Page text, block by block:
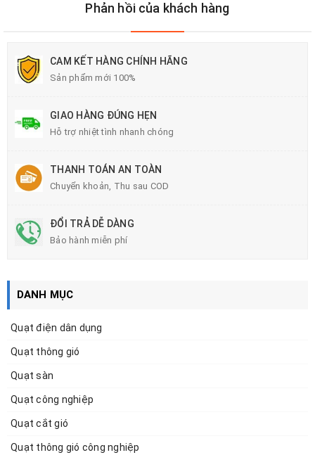
Phản hồi của khách hàng
CAM KẾT HÀNG CHÍNH HÃNG
Sản phẩm mới 100%
GIAO HÀNG ĐÚNG HẸN
Hỗ trợ nhiệt tình nhanh chóng
THANH TOÁN AN TOÀN
Chuyển khoản, Thu sau COD
ĐỔI TRẢ DỄ DÀNG
Bảo hành miễn phí
DANH MỤC
Quạt điện dân dụng
Quạt thông gió
Quạt sàn
Quạt công nghiệp
Quạt cắt gió
Quạt thông gió công nghiệp